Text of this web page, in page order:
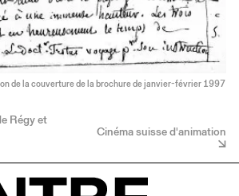
de la couverture de la brochure de janvier-février 1997
Régy et
Cinéma suisse d'animation